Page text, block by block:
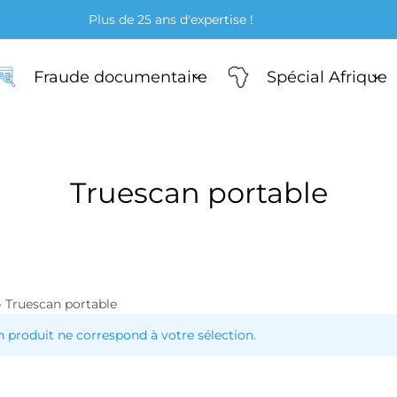
Plus de 25 ans d'expertise !
Fraude documentaire Spécial Afrique
Truescan portable
Truescan portable
produit ne correspond à votre sélection.